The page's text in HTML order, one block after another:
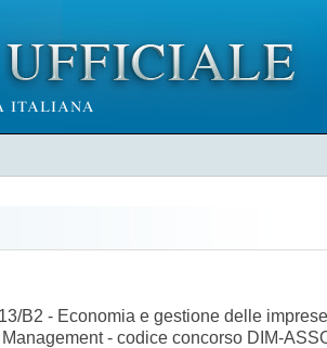
B2 - Economia e gestione delle
- codice concorso DIM-